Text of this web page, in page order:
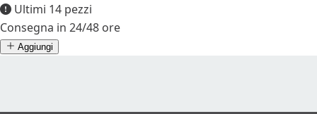
Ultimi 14 pezzi
Consegna in 24/48 ore
Aggiungi